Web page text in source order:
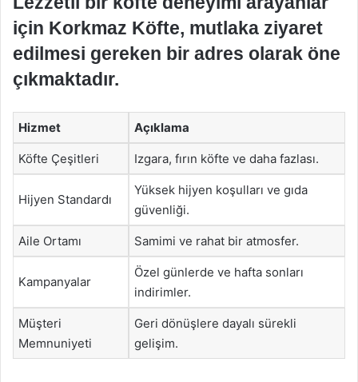
için Korkmaz Köfte, mutlaka ziyaret
edilmesi gereken bir adres olarak öne
çıkmaktadır.
Hizmet Açıklama
Köfte Çeşitleri Izgara, fırın köfte ve daha fazlası.
Hijyen Standardı
Yüksek hijyen koşulları ve gıda
güvenliği.
Aile Ortamı Samimi ve rahat bir atmosfer.
Kampanyalar
Özel günlerde ve hafta sonları
indirimler.
Müşteri
Memnuniyeti
Geri dönüşlere dayalı sürekli
gelişim.